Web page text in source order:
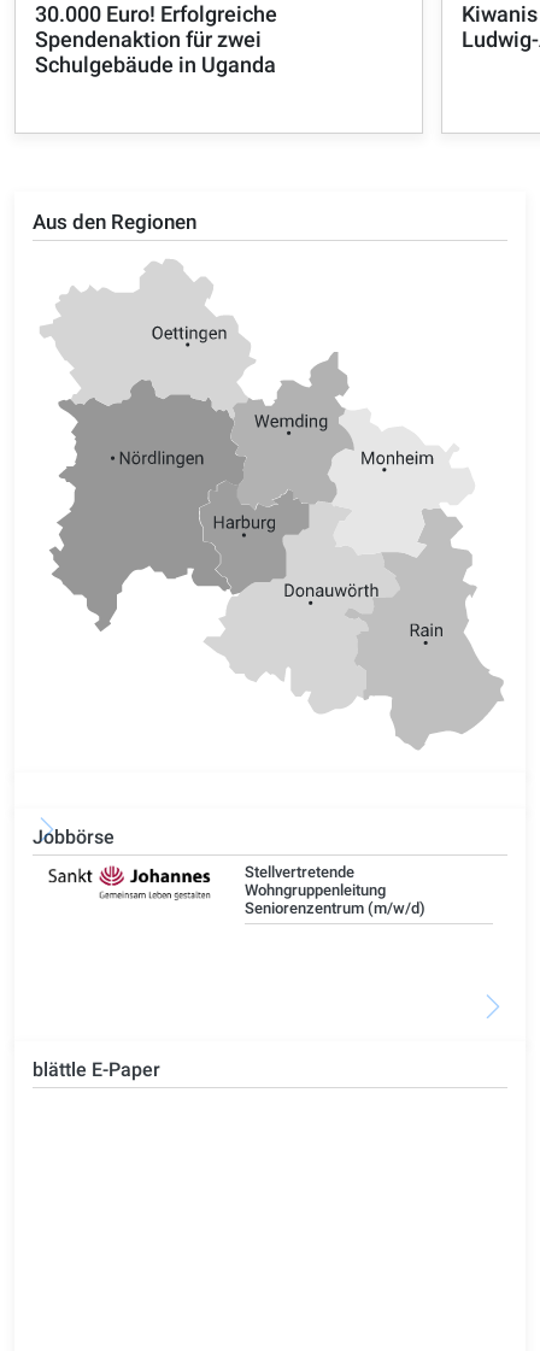
Aus den Regionen
Jobbörse
Stellvertretende
Wohngruppenleitung
Seniorenzentrum (m/w/d)
blättle E-Paper
30.000 Euro! Erfolgreiche
Spendenaktion für zwei
Schulgebäude in Uganda